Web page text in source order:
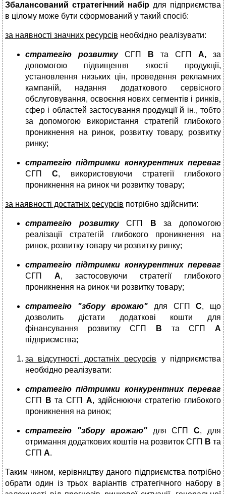
Збалансований стратегічний набір для підприємства
в цілому може бути сформований у такий спосіб:
за наявності значних ресурсів необхідно реалізувати:
стратегію розвиткуСГП В та СГП А, за
допомогою підвищення якості продукції,
установлення низьких цін, проведення рекламних
кампаній, надання додаткового сервісного
обслуговування, освоєння нових сегментів і ринків,
сфер і областей застосування продукції й ін., тобто
за допомогою використання стратегій глибокого
проникнення на ринок, розвитку товару, розвитку
ринку;
стратегію підтримки конкурентних переваг
СГПС, використовуючи стратегії глибокого
проникнення на ринок чи розвитку товару;
за наявності достатніх ресурсів потрібно здійснити:
стратегію розвиткуСГП В за допомогою
реалізації стратегій глибокого проникнення на
ринок, розвитку товару чи розвитку ринку;
стратегію підтримки конкурентних переваг
СГП А, застосовуючи стратегії глибокого
проникнення на ринок чи розвитку товару;
стратегію "збору врожаю" для СГПС, що
дозволить дістати додаткові кошти для
фінансування розвитку СГП
В та СГП А
підприємства;
за відсутності достатніх ресурсів у підприємства
необхідно реалізувати:
стратегію підтримки конкурентних переваг
СГП
В та СГП А, здійснюючи стратегію глибокого
проникнення на ринок;
стратегію "збору врожаю" для СГПС, для
отримання додаткових коштів на розвиток СГП В та
СГП А.
Таким чином, керівництву даного підприємства потрібно
обрати один із трьох варіантів стратегічного набору в